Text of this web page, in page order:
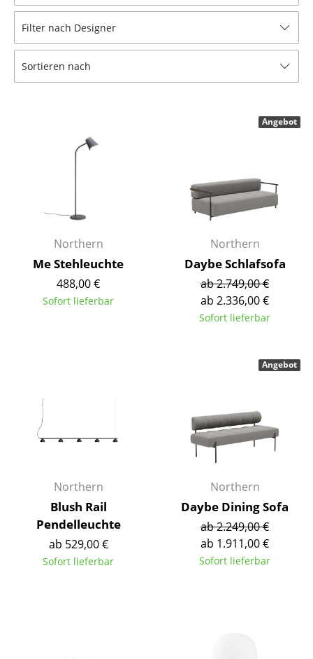
Bänke & Liegen
Sitzsäcke
Schaukelstühle
Konferenzstühle
Bürosessel
Einzelteile
... alle Sitzmöbel
Couchtische
Schreibtische
Konferenztische
Stehtische & Stehpulte
Kindertische
Filter nach Designer
Sortieren nach
Northern
Me Stehleuchte
488,00 €
Sofort lieferbar
Northern
Daybe Schlafsofa
ab 2.749,00 €
ab 2.336,00 €
Sofort lieferbar
Angebot
Northern
Blush Rail
Pendelleuchte
ab 529,00 €
Sofort lieferbar
Northern
Daybe Dining Sofa
ab 2.249,00 €
ab 1.911,00 €
Sofort lieferbar
Angebot